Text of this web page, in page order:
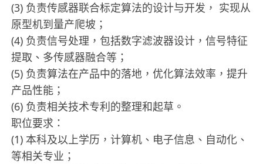
(3) 负责传感器联合标定算法的设计与开发， 实现从
原型机到量产爬坡；
(4) 负责信号处理，包括数字滤波器设计，信号特征
提取、多传感器融合等；
(5) 负责算法在产品中的落地，优化算法效率，提升
产品性能；
(6) 负责相关技术专利的整理和起草。
职位要求：
(1) 本科及以上学历，计算机、电子信息、自动化、
等相关专业；